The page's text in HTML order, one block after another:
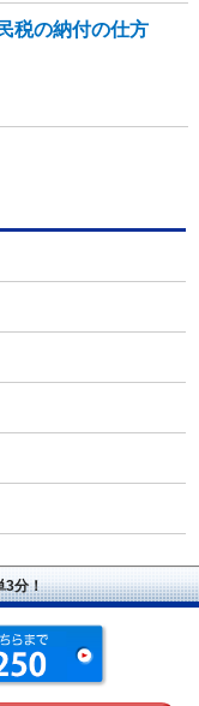
税の納付の仕方
3分！